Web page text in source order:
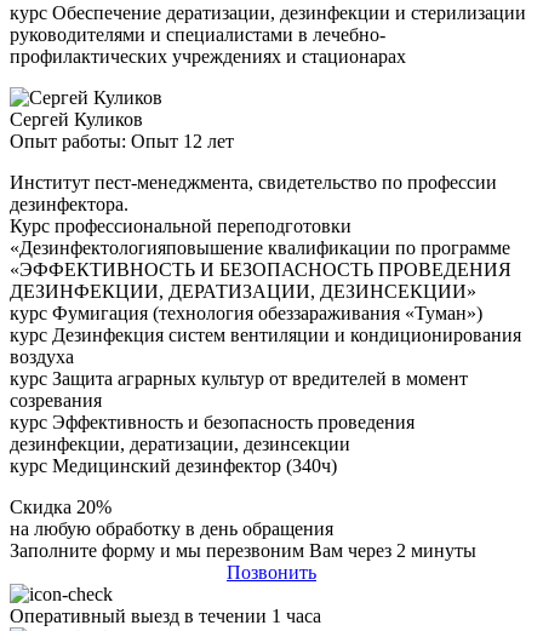
курс Обеспечение дератизации, дезинфекции и стерилизации
руководителями и специалистами в лечебно-
профилактических учреждениях и стационарах
Сергей Куликов
Опыт работы: Опыт 12 лет
Институт пест-менеджмента, свидетельство по профессии
дезинфектора.
Курс профессиональной переподготовки
«Дезинфектологияповышение квалификации по программе
«ЭФФЕКТИВНОСТЬ И БЕЗОПАСНОСТЬ ПРОВЕДЕНИЯ
ДЕЗИНФЕКЦИИ, ДЕРАТИЗАЦИИ, ДЕЗИНСЕКЦИИ»
курс Фумигация (технология обеззараживания «Туман»)
курс Дезинфекция систем вентиляции и кондиционирования
воздуха
курс Защита аграрных культур от вредителей в момент
созревания
курс Эффективность и безопасность проведения
дезинфекции, дератизации, дезинсекции
курс Медицинский дезинфектор (340ч)
Скидка 20%
на любую обработку в день обращения
Заполните форму и мы перезвоним Вам через 2 минуты
Позвонить
Оперативный выезд в течении 1 часа